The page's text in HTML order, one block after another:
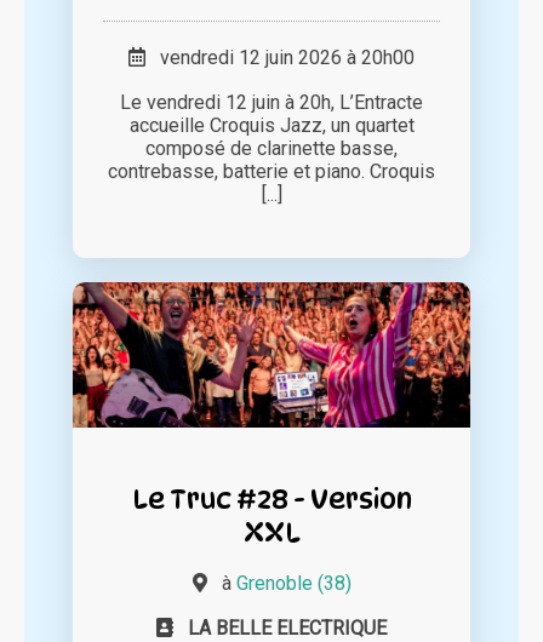
vendredi 12 juin 2026 à 20h00
Le vendredi 12 juin à 20h, L’Entracte
accueille Croquis Jazz, un quartet
composé de clarinette basse,
contrebasse, batterie et piano. Croquis
[...]
Le Truc #28 - Version
XXL
à Grenoble (38)
LA BELLE ELECTRIQUE